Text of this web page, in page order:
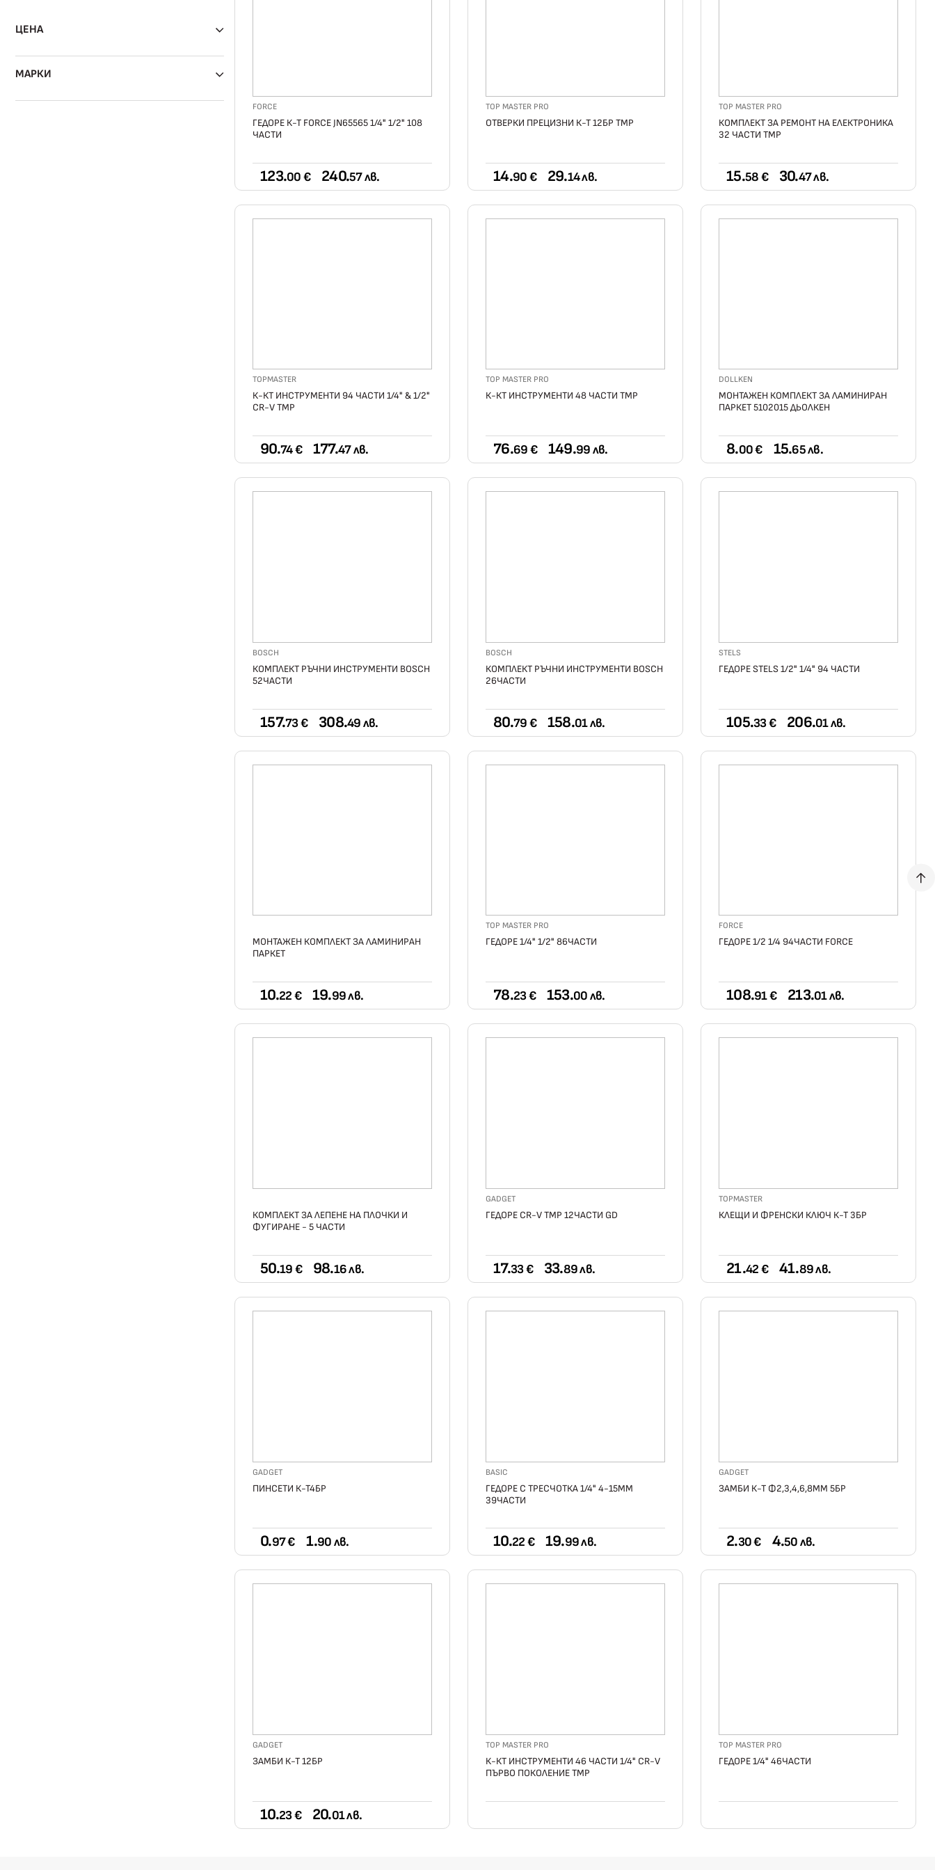
ЦЕНА
МАРКИ
FORCE
ГЕДОРЕ К-Т FORCE JN65565 1/4" 1/2" 108
ЧАСТИ
123.00 € 240.57 лв.
TOP MASTER PRO
ОТВЕРКИ ПРЕЦИЗНИ К-Т 12БР TMP
14.90 € 29.14 лв.
TOP MASTER PRO
КОМПЛЕКТ ЗА РЕМОНТ НА ЕЛЕКТРОНИКА
32 ЧАСТИ TMP
15.58 € 30.47 лв.
TOPMASTER
К-КТ ИНСТРУМЕНТИ 94 ЧАСТИ 1/4" & 1/2"
CR-V TMP
90.74 € 177.47 лв.
TOP MASTER PRO
К-КТ ИНСТРУМЕНТИ 48 ЧАСТИ TMP
76.69 € 149.99 лв.
DOLLKEN
МОНТАЖЕН КОМПЛЕКТ ЗА ЛАМИНИРАН
ПАРКЕТ 5102015 ДЬОЛКЕН
8.00 € 15.65 лв.
BOSCH
КОМПЛЕКТ РЪЧНИ ИНСТРУМЕНТИ BOSCH
52ЧАСТИ
157.73 € 308.49 лв.
BOSCH
КОМПЛЕКТ РЪЧНИ ИНСТРУМЕНТИ BOSCH
26ЧАСТИ
80.79 € 158.01 лв.
STELS
ГЕДОРЕ STELS 1/2" 1/4" 94 ЧАСТИ
105.33 € 206.01 лв.
МОНТАЖЕН КОМПЛЕКТ ЗА ЛАМИНИРАН
ПАРКЕТ
10.22 € 19.99 лв.
TOP MASTER PRO
ГЕДОРЕ 1/4" 1/2" 86ЧАСТИ
78.23 € 153.00 лв.
FORCE
ГЕДОРЕ 1/2 1/4 94ЧАСТИ FORCE
108.91 € 213.01 лв.
КОМПЛЕКТ ЗА ЛЕПЕНЕ НА ПЛОЧКИ И
ФУГИРАНЕ - 5 ЧАСТИ
50.19 € 98.16 лв.
GADGET
ГЕДОРЕ CR-V TMP 12ЧАСТИ GD
17.33 € 33.89 лв.
TOPMASTER
КЛЕЩИ И ФРЕНСКИ КЛЮЧ К-Т 3БР
21.42 € 41.89 лв.
GADGET
ПИНСЕТИ К-Т4БР
0.97 € 1.90 лв.
BASIC
ГЕДОРЕ С ТРЕСЧОТКА 1/4" 4-15ММ
39ЧАСТИ
10.22 € 19.99 лв.
GADGET
ЗАМБИ К-Т Ф2,3,4,6,8ММ 5БР
2.30 € 4.50 лв.
GADGET
ЗАМБИ К-Т 12БР
10.23 € 20.01 лв.
TOP MASTER PRO
К-КТ ИНСТРУМЕНТИ 46 ЧАСТИ 1/4" CR-V
ПЪРВО ПОКОЛЕНИЕ TMP
TOP MASTER PRO
ГЕДОРЕ 1/4" 46ЧАСТИ